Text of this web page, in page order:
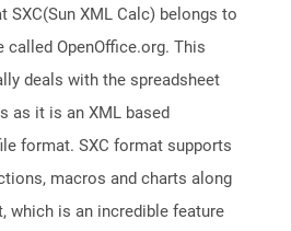
SXC(Sun XML Calc) belongs to
called OpenOffice.org. This
deals with the spreadsheet
as it is an XML based
format. SXC format supports
macros and charts along
which is an incredible feature